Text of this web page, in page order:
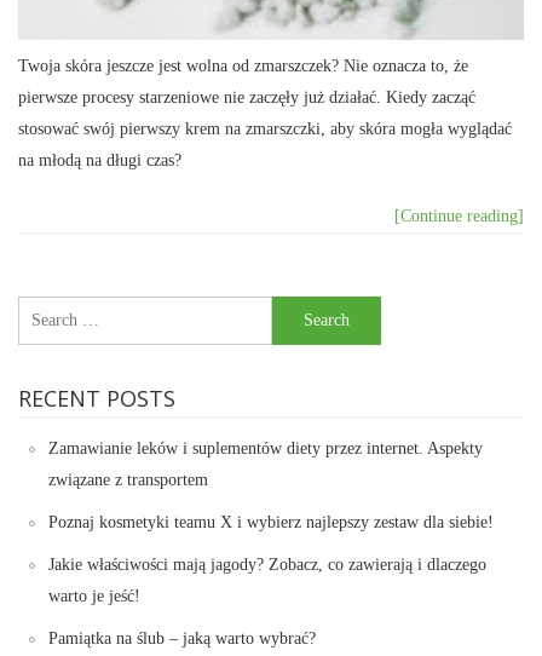
Twoja skóra jeszcze jest wolna od zmarszczek? Nie oznacza to, że
pierwsze procesy starzeniowe nie zaczęły już działać. Kiedy zacząć
stosować swój pierwszy krem na zmarszczki, aby skóra mogła wyglądać
na młodą na długi czas?
[Continue reading]
Search
for:
RECENT POSTS
Zamawianie leków i suplementów diety przez internet. Aspekty
związane z transportem
Poznaj kosmetyki teamu X i wybierz najlepszy zestaw dla siebie!
Jakie właściwości mają jagody? Zobacz, co zawierają i dlaczego
warto je jeść!
Pamiątka na ślub – jaką warto wybrać?